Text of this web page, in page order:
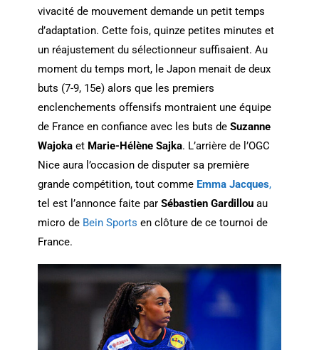
vivacité de mouvement demande un petit temps
d’adaptation. Cette fois, quinze petites minutes et
un réajustement du sélectionneur suffisaient. Au
moment du temps mort, le Japon menait de deux
buts (7-9, 15e) alors que les premiers
enclenchements offensifs montraient une équipe
de France en confiance avec les buts de Suzanne
Wajokaet Marie-Hélène Sajka. L’arrière de l’OGC
Nice aura l’occasion de disputer sa première
grande compétition, tout comme Emma Jacques,
tel est l’annonce faite par Sébastien Gardillou au
micro de Bein Sports en clôture de ce tournoi de
France.